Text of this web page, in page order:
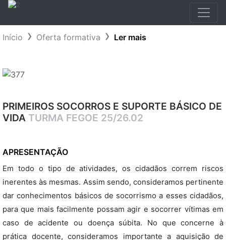
Início Oferta formativa Ler mais
PRIMEIROS SOCORROS E SUPORTE BÁSICO DE
VIDA TURMA FEGOE 25/26.02
APRESENTAÇÃO
Em todo o tipo de atividades, os cidadãos correm riscos
inerentes às mesmas. Assim sendo, consideramos pertinente
dar conhecimentos básicos de socorrismo a esses cidadãos,
para que mais facilmente possam agir e socorrer vítimas em
caso de acidente ou doença súbita. No que concerne à
prática docente, consideramos importante a aquisição de